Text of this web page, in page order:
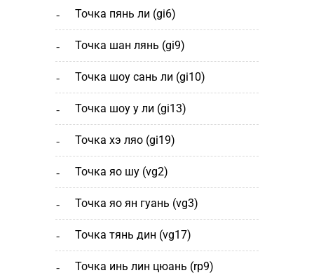
точка пянь ли (gi6)
точка шан лянь (gi9)
точка шоу сань ли (gi10)
точка шоу у ли (gi13)
точка хэ ляо (gi19)
точка яо шу (vg2)
точка яо ян гуань (vg3)
точка тянь дин (vg17)
точка инь лин цюань (rp9)